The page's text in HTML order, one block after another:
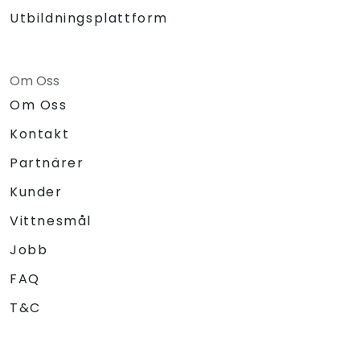
Utbildningsplattform
Om Oss
Om Oss
Kontakt
Partnärer
Kunder
Vittnesmål
Jobb
FAQ
T&C